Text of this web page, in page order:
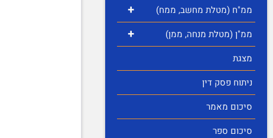
+ ממ"ח (מטלת מחשב, ממח)
+
ממ"ן (מטלת מנחה, ממן)
מצגת
ניתוח פסק דין
סיכום מאמר
סיכום ספר